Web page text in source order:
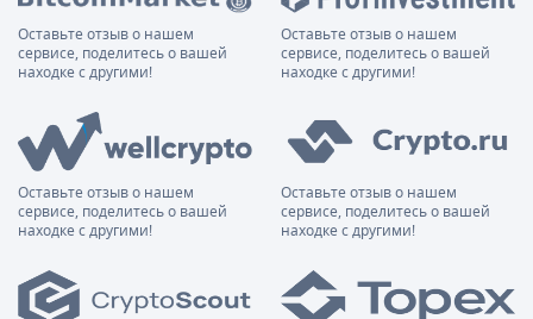
Оставьте отзыв о нашем
сервисе, поделитесь о вашей
находке с другими!
Оставьте отзыв о нашем
сервисе, поделитесь о вашей
находке с другими!
Оставьте отзыв о нашем
сервисе, поделитесь о вашей
находке с другими!
Оставьте отзыв о нашем
сервисе, поделитесь о вашей
находке с другими!